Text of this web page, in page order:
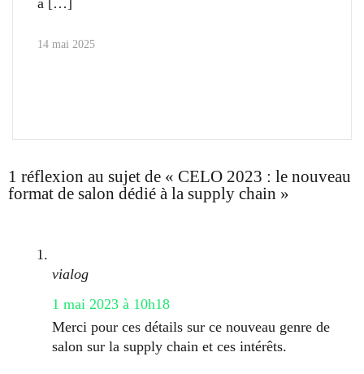
a
14 mai 2025
1 réflexion au sujet de « CELO 2023 : le nouveau
format de salon dédié à la supply chain »
vialog
1 mai 2023 à 10h18
Merci pour ces détails sur ce nouveau genre de
salon sur la supply chain et ces intérêts.